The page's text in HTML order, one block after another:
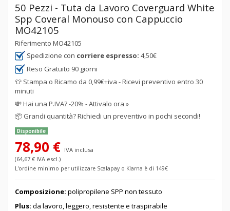
50 Pezzi - Tuta da Lavoro Coverguard White
Spp Coveral Monouso con Cappuccio
MO42105
Riferimento MO42105
Spedizione con corriere espresso: 4,50€
Reso Gratuito 90 giorni
👕 Stampa o Ricamo da 0,99€+iva - Ricevi preventivo entro 30
minuti
💸Hai una P.IVA? -20% - Attivalo ora »
📦 Grandi quantità? Richiedi un preventivo in pochi secondi!
Disponibile
78,90 € IVA inclusa
(64,67 € IVA escl.)
L'ordine minimo per utilizzare Scalapay o Klarna è di 149€
Composizione: polipropilene SPP non tessuto
Plus: da lavoro, leggero, resistente e traspirabile